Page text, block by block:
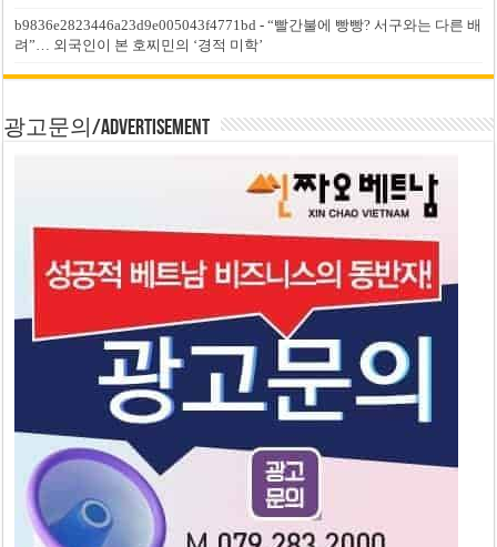
b9836e2823446a23d9e005043f4771bd -“빨간불에 빵빵? 서구와는 다른 배
려”… 외국인이 본 호찌민의 ‘경적 미학’
광고문의/Advertisement